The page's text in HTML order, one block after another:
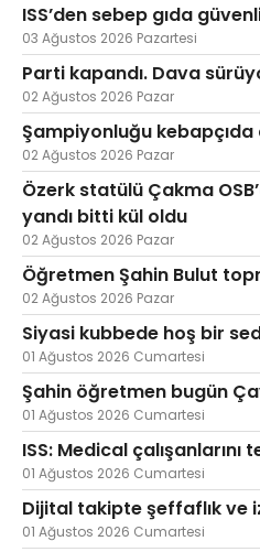
ISS’den sebep gıda
03 Ağustos 2026 Pazartesi
Parti kapandı. Dava
02 Ağustos 2026 Pazar
Şampiyonluğu kebapçıda
02 Ağustos 2026 Pazar
Özerk statülü Çakma
yandı bitti kül oldu
02 Ağustos 2026 Pazar
Öğretmen Şahin Bulut
02 Ağustos 2026 Pazar
Siyasi kubbede hoş bir
01 Ağustos 2026 Cumartesi
Şahin öğretmen bugün
01 Ağustos 2026 Cumartesi
ISS: Medical
01 Ağustos 2026 Cumartesi
Dijital takipte şeffaflık ve
01 Ağustos 2026 Cumartesi